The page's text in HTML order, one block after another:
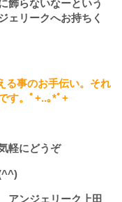
飾らないなーという
ェリークへお持ちく
事のお手伝い。それ
す。ﾟ+..｡*ﾟ+
軽にどうぞ
アンジェリーク上田